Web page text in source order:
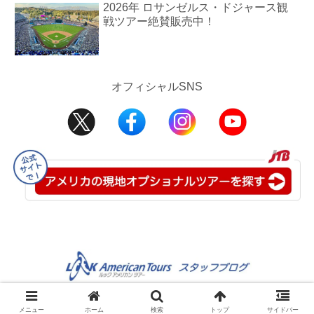
2026年 ロサンゼルス・ドジャース観
戦ツアー絶賛販売中！
オフィシャルSNS
©2008-2025 JTB USA Inc.
メニュー ホーム 検索 トップ サイドバー